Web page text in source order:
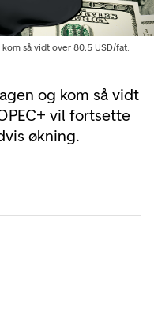
og kom så vidt
vil fortsette
økning.
så vidt over 80,5 USD/fat.